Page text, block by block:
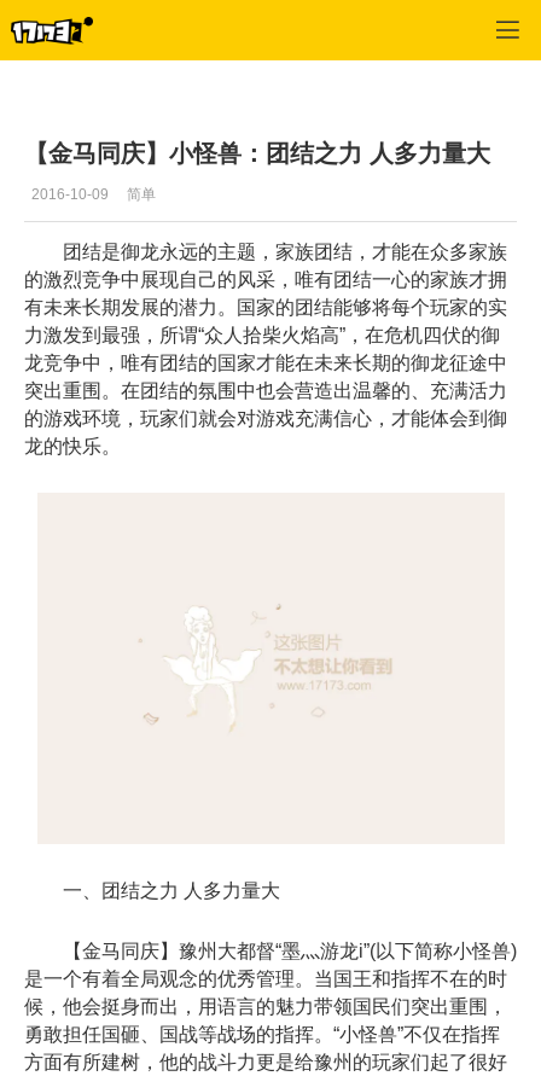
【金马同庆】小怪兽：团结之力 人多力量大
2016-10-09 简单
团结是御龙永远的主题，家族团结，才能在众多家族
的激烈竞争中展现自己的风采，唯有团结一心的家族才拥
有未来长期发展的潜力。国家的团结能够将每个玩家的实
力激发到最强，所谓“众人拾柴火焰高”，在危机四伏的御
龙竞争中，唯有团结的国家才能在未来长期的御龙征途中
突出重围。在团结的氛围中也会营造出温馨的、充满活力
的游戏环境，玩家们就会对游戏充满信心，才能体会到御
龙的快乐。
一、团结之力 人多力量大
【金马同庆】豫州大都督“墨灬游龙i”(以下简称小怪兽)
是一个有着全局观念的优秀管理。当国王和指挥不在的时
候，他会挺身而出，用语言的魅力带领国民们突出重围，
勇敢担任国砸、国战等战场的指挥。“小怪兽”不仅在指挥
方面有所建树，他的战斗力更是给豫州的玩家们起了很好